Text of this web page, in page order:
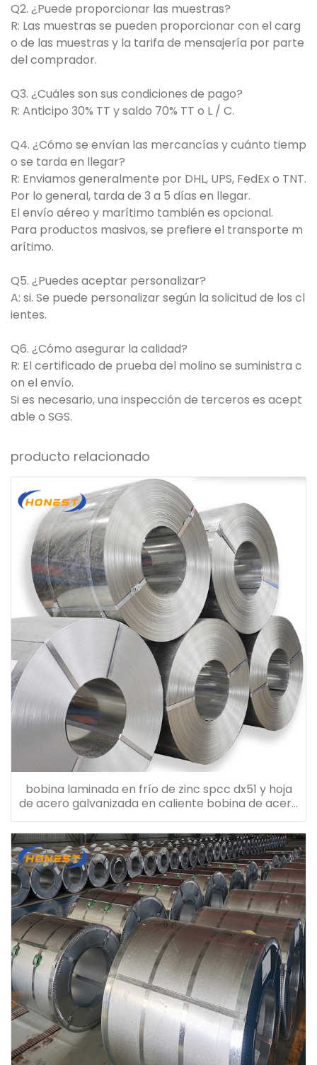
Q2. ¿Puede proporcionar las muestras?
R: Las muestras se pueden proporcionar con el carg
o de las muestras y la tarifa de mensajería por parte
del comprador.
Q3. ¿Cuáles son sus condiciones de pago?
R: Anticipo 30% TT y saldo 70% TT o L / C.
Q4. ¿Cómo se envían las mercancías y cuánto tiemp
o se tarda en llegar?
R: Enviamos generalmente por DHL, UPS, FedEx o TNT.
Por lo general, tarda de 3 a 5 días en llegar.
El envío aéreo y marítimo también es opcional.
Para productos masivos, se prefiere el transporte m
arítimo.
Q5. ¿Puedes aceptar personalizar?
A: si. Se puede personalizar según la solicitud de los cl
ientes.
Q6. ¿Cómo asegurar la calidad?
R: El certificado de prueba del molino se suministra c
on el envío.
Si es necesario, una inspección de terceros es acept
able o SGS.
producto relacionado
bobina laminada en frío de zinc spcc dx51 y hoja
de acero galvanizada en caliente bobina de acero
galvanizado